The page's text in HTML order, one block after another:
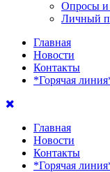
Опросы и
Личный
Главная
Новости
Контакты
*Горячая
Главная
Новости
Контакты
*Горячая